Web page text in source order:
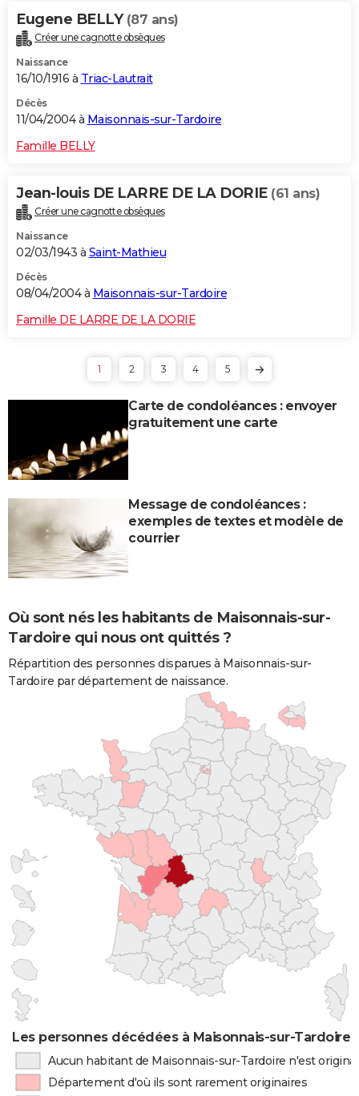
Eugene BELLY (87 ans)
Créer une cagnotte obsèques
Naissance
16/10/1916 à Triac-Lautrait
Décès
11/04/2004 à Maisonnais-sur-Tardoire
Famille BELLY
Jean-louis DE LARRE DE LA DORIE (61 ans)
Créer une cagnotte obsèques
Naissance
02/03/1943 à Saint-Mathieu
Décès
08/04/2004 à Maisonnais-sur-Tardoire
Famille DE LARRE DE LA DORIE
1 2 3 4 5
Carte de condoléances : envoyer
gratuitement une carte
Message de condoléances :
exemples de textes et modèle de
courrier
Où sont nés les habitants de Maisonnais-sur-
Tardoire qui nous ont quittés ?
Répartition des personnes disparues à Maisonnais-sur-
Tardoire par département de naissance.
Les personnes décédées à Maisonnais-sur-Tardoire
Aucun habitant de Maisonnais-sur-Tardoire n'est
Département d'où ils sont rarement originaires